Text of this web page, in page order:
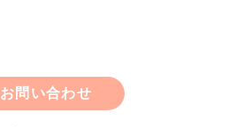
お問い合わせ